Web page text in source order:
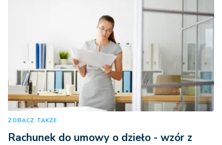
ZOBACZ TAKŻE
Rachunek do umowy o dzieło - wzór z